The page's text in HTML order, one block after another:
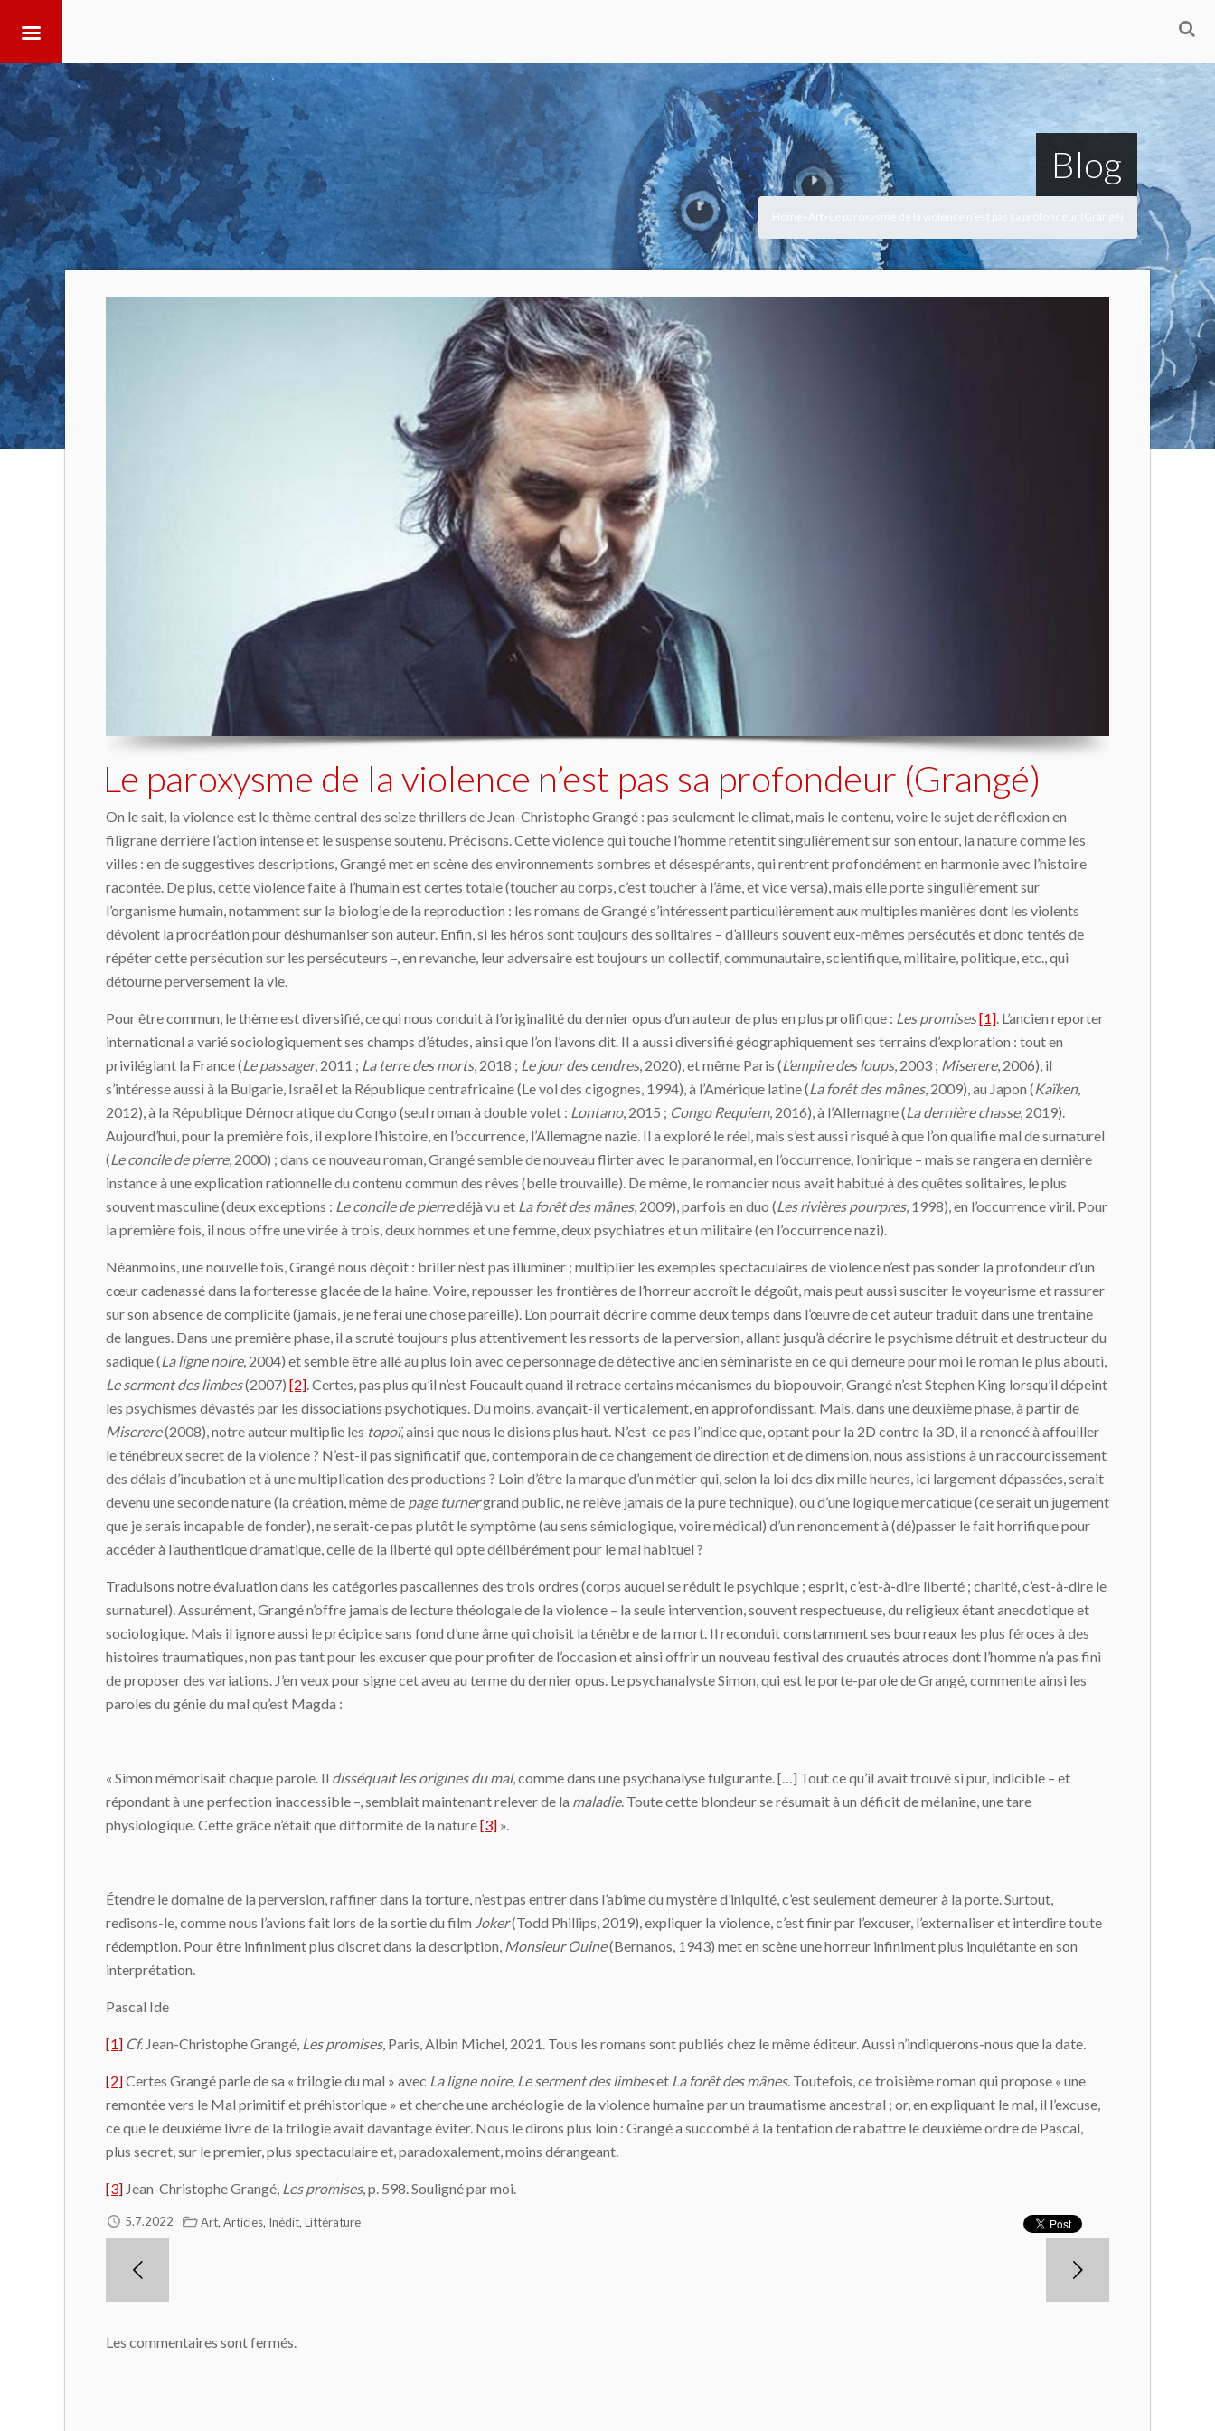
Blog
Le paroxysme de la violence n’est pas sa profondeur (Grangé)
On le sait, la violence est le thème central des seize thrillers de Jean-Christophe Grangé : pas seulement le climat, mais le contenu, voire le sujet de réflexion en
filigrane derrière l’action intense et le suspense soutenu. Précisons. Cette violence qui touche l’homme retentit singulièrement sur son entour, la nature comme les
villes : en de suggestives descriptions, Grangé met en scène des environnements sombres et désespérants, qui rentrent profondément en harmonie avec l’histoire
racontée. De plus, cette violence faite à l’humain est certes totale (toucher au corps, c’est toucher à l’âme, et vice versa), mais elle porte singulièrement sur
l’organisme humain, notamment sur la biologie de la reproduction : les romans de Grangé s’intéressent particulièrement aux multiples manières dont les violents
dévoient la procréation pour déshumaniser son auteur. Enfin, si les héros sont toujours des solitaires – d’ailleurs souvent eux-mêmes persécutés et donc tentés de
répéter cette persécution sur les persécuteurs –, en revanche, leur adversaire est toujours un collectif, communautaire, scientifique, militaire, politique, etc., qui
détourne perversement la vie.
Pour être commun, le thème est diversifié, ce qui nous conduit à l’originalité du dernier opus d’un auteur de plus en plus prolifique : Les promises[1] . L’ancien reporter
international a varié sociologiquement ses champs d’études, ainsi que l’on l’avons dit. Il a aussi diversifié géographiquement ses terrains d’exploration : tout en
privilégiant la France (Le passager, 2011 ; La terre des morts, 2018 ; Le jour des cendres, 2020), et même Paris (L’empire des loups, 2003 ; Miserere, 2006), il
s’intéresse aussi à la Bulgarie, Israël et la République centrafricaine (Le vol des cigognes, 1994), à l’Amérique latine (La forêt des mânes, 2009), au Japon (Kaïken,
2012), à la République Démocratique du Congo (seul roman à double volet : Lontano, 2015 ; Congo Requiem, 2016), à l’Allemagne (La dernière chasse, 2019).
Aujourd’hui, pour la première fois, il explore l’histoire, en l’occurrence, l’Allemagne nazie. Il a exploré le réel, mais s’est aussi risqué à que l’on qualifie mal de surnaturel
(Le concile de pierre, 2000) ; dans ce nouveau roman, Grangé semble de nouveau flirter avec le paranormal, en l’occurrence, l’onirique – mais se rangera en dernière
instance à une explication rationnelle du contenu commun des rêves (belle trouvaille). De même, le romancier nous avait habitué à des quêtes solitaires, le plus
souvent masculine (deux exceptions : Le concile de pierredéjà vu et La forêt des mânes, 2009), parfois en duo (Les rivières pourpres, 1998), en l’occurrence viril. Pour
la première fois, il nous offre une virée à trois, deux hommes et une femme, deux psychiatres et un militaire (en l’occurrence nazi).
Néanmoins, une nouvelle fois, Grangé nous déçoit : briller n’est pas illuminer ; multiplier les exemples spectaculaires de violence n’est pas sonder la profondeur d’un
cœur cadenassé dans la forteresse glacée de la haine. Voire, repousser les frontières de l’horreur accroît le dégoût, mais peut aussi susciter le voyeurisme et rassurer
sur son absence de complicité (jamais, je ne ferai une chose pareille). L’on pourrait décrire comme deux temps dans l’œuvre de cet auteur traduit dans une trentaine
de langues. Dans une première phase, il a scruté toujours plus attentivement les ressorts de la perversion, allant jusqu’à décrire le psychisme détruit et destructeur du
sadique (La ligne noire, 2004) et semble être allé au plus loin avec ce personnage de détective ancien séminariste en ce qui demeure pour moi le roman le plus abouti,
Le serment des limbes(2007) [2] . Certes, pas plus qu’il n’est Foucault quand il retrace certains mécanismes du biopouvoir, Grangé n’est Stephen King lorsqu’il dépeint
les psychismes dévastés par les dissociations psychotiques. Du moins, avançait-il verticalement, en approfondissant. Mais, dans une deuxième phase, à partir de
Miserere(2008), notre auteur multiplie les topoï, ainsi que nous le disions plus haut. N’est-ce pas l’indice que, optant pour la 2D contre la 3D, il a renoncé à affouiller
le ténébreux secret de la violence ? N’est-il pas significatif que, contemporain de ce changement de direction et de dimension, nous assistions à un raccourcissement
des délais d’incubation et à une multiplication des productions ? Loin d’être la marque d’un métier qui, selon la loi des dix mille heures, ici largement dépassées, serait
devenu une seconde nature (la création, même de page turnergrand public, ne relève jamais de la pure technique), ou d’une logique mercatique (ce serait un jugement
que je serais incapable de fonder), ne serait-ce pas plutôt le symptôme (au sens sémiologique, voire médical) d’un renoncement à (dé)passer le fait horrifique pour
accéder à l’authentique dramatique, celle de la liberté qui opte délibérément pour le mal habituel ?
Traduisons notre évaluation dans les catégories pascaliennes des trois ordres (corps auquel se réduit le psychique ; esprit, c’est-à-dire liberté ; charité, c’est-à-dire le
surnaturel). Assurément, Grangé n’offre jamais de lecture théologale de la violence – la seule intervention, souvent respectueuse, du religieux étant anecdotique et
sociologique. Mais il ignore aussi le précipice sans fond d’une âme qui choisit la ténèbre de la mort. Il reconduit constamment ses bourreaux les plus féroces à des
histoires traumatiques, non pas tant pour les excuser que pour profiter de l’occasion et ainsi offrir un nouveau festival des cruautés atroces dont l’homme n’a pas fini
de proposer des variations. J’en veux pour signe cet aveu au terme du dernier opus. Le psychanalyste Simon, qui est le porte-parole de Grangé, commente ainsi les
paroles du génie du mal qu’est Magda :
« Simon mémorisait chaque parole. Il disséquait les origines du mal, comme dans une psychanalyse fulgurante. […] Tout ce qu’il avait trouvé si pur, indicible – et
répondant à une perfection inaccessible –, semblait maintenant relever de la maladie. Toute cette blondeur se résumait à un déficit de mélanine, une tare
physiologique. Cette grâce n’était que difformité de la nature[3] ».
Étendre le domaine de la perversion, raffiner dans la torture, n’est pas entrer dans l’abîme du mystère d’iniquité, c’est seulement demeurer à la porte. Surtout,
redisons-le, comme nous l’avions fait lors de la sortie du film Joker(Todd Phillips, 2019), expliquer la violence, c’est finir par l’excuser, l’externaliser et interdire toute
rédemption. Pour être infiniment plus discret dans la description, Monsieur Ouine(Bernanos, 1943) met en scène une horreur infiniment plus inquiétante en son
interprétation.
Pascal Ide
[1] Cf. Jean-Christophe Grangé, Les promises, Paris, Albin Michel, 2021. Tous les romans sont publiés chez le même éditeur. Aussi n’indiquerons-nous que la date.
[2]Certes Grangé parle de sa « trilogie du mal » avec La ligne noire, Le serment des limbeset La forêt des mânes. Toutefois, ce troisième roman qui propose « une
remontée vers le Mal primitif et préhistorique » et cherche une archéologie de la violence humaine par un traumatisme ancestral ; or, en expliquant le mal, il l’excuse,
ce que le deuxième livre de la trilogie avait davantage éviter. Nous le dirons plus loin : Grangé a succombé à la tentation de rabattre le deuxième ordre de Pascal,
plus secret, sur le premier, plus spectaculaire et, paradoxalement, moins dérangeant.
[3] Jean-Christophe Grangé, Les promises, p. 598. Souligné par moi.
5.7.2022 Art, Articles, Inédit, Littérature
Les commentaires sont fermés.